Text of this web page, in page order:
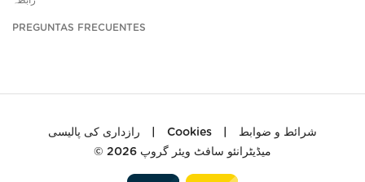
PREGUNTAS FRECUENTES
رازداری کی پالیسی Cookies
شرائط و ضوابط
© 2026 میڈیٹرانئو سافٹ ویئر گروپ